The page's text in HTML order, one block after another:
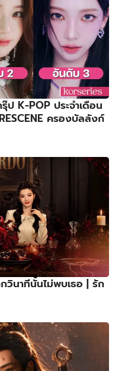
ป K-POP ประจำเดือน
ครองบัลลังก์
วินาทีนั้นไม่พบเธอ | รัก